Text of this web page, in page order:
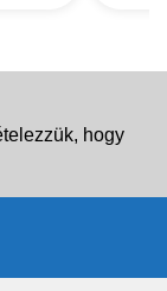
hogy